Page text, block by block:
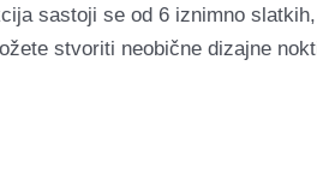
sastoji se od 6 iznimno
stvoriti neobične dizajne